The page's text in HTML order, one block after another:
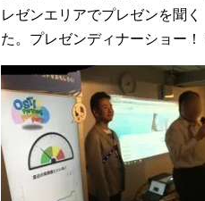
レゼンエリアでプレゼンを聞
た。プレゼンディナーショー！